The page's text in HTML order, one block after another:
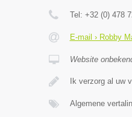
Tel: +32 (0) 478
E-mail › Robby
Website
Ik verzorg al uw
Algemene